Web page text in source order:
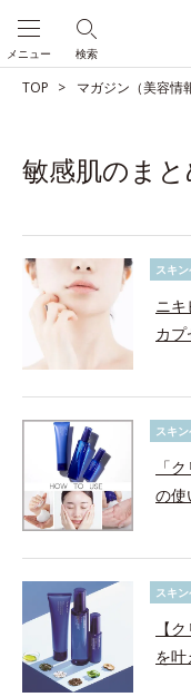
検索
メニュー
TOP マガジン（美容情
敏感肌のまと
スキ
ニ
カプ
スキ
「
の使
スキ
【
を叶